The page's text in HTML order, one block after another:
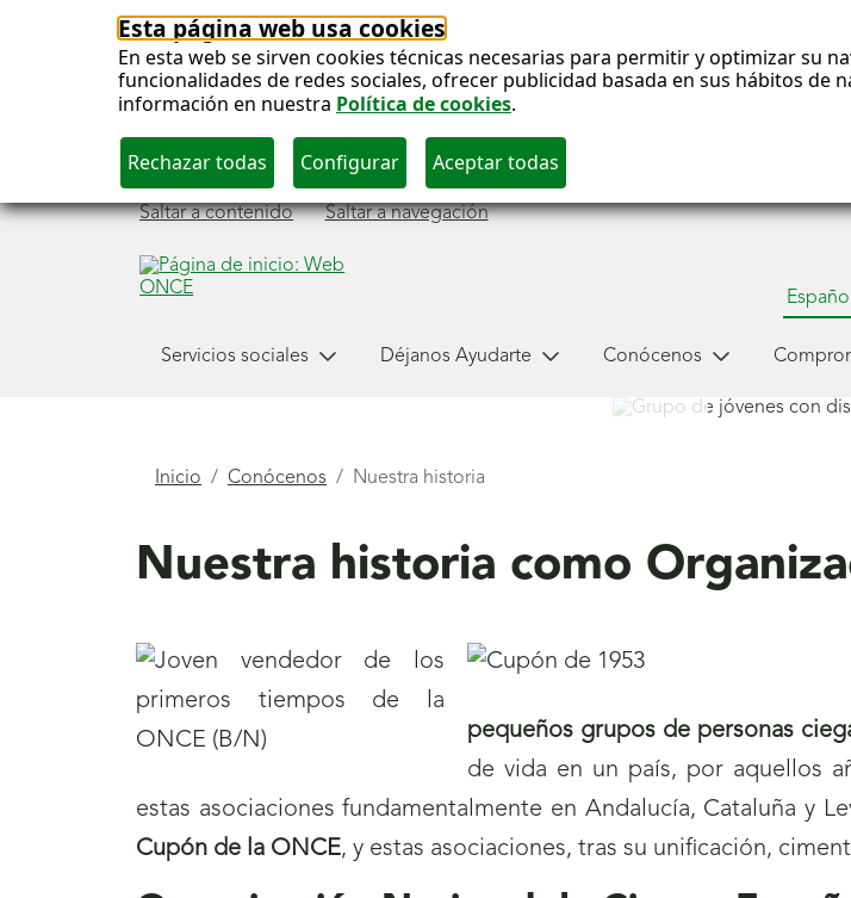
Esta página web usa cookies
En esta web se sirven cookies técnicas necesarias para permitir y optimizar su
funcionalidades de redes sociales, ofrecer publicidad basada en sus hábitos
información en nuestra Política de cookies.
Saltar a contenido Saltar a navegación
Español
Servicios sociales Déjanos Ayudarte Conócenos
Conócenos
Está
Inicio Conócenos Nuestra historia
Nuestra historia como
pequeños grupos de personas
de vida en un país, por aquellos
estas asociaciones fundamentalmente en Andalucía, Cataluña y
Cupón de la ONCE, y estas asociaciones, tras su unificación,